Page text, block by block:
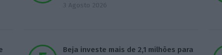
3 Agosto 2026
Beja investe mais de 2,1 milhões para